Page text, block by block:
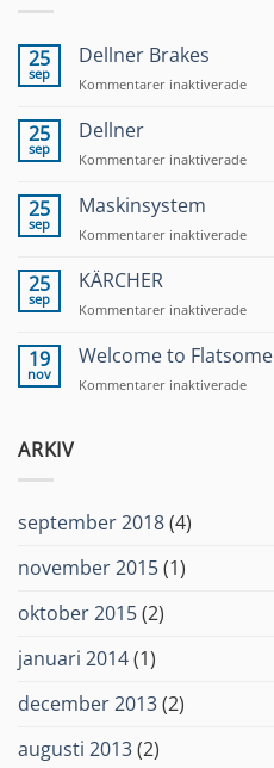
25
sep
Dellner Brakes
Kommentarer inaktiveradeför
25
sep
Dellner
Kommentarer inaktiveradeför
25
sep
Maskinsystem
Kommentarer inaktiveradeför
25
sep
KÄRCHER
Kommentarer inaktiveradeför
19
nov
Welcome to Flatsome
Kommentarer inaktiveradeför
ARKIV
september 2018(4)
november 2015(1)
oktober 2015(2)
januari 2014(1)
december 2013(2)
augusti 2013(2)